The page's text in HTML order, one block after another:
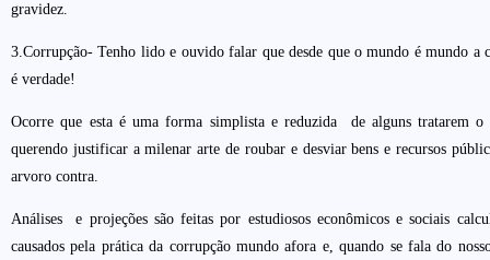
gravidez.
3.Corrupção- Tenho lido e ouvido falar que desde que o mundo é mundo a
é verdade!
Ocorre que esta é uma forma simplista e reduzida de alguns tratarem o
querendo justificar a milenar arte de roubar e desviar bens e recursos
arvoro contra.
Análises e projeções são feitas por estudiosos econômicos e sociais
causados pela prática da corrupção mundo afora e, quando se fala do